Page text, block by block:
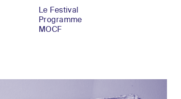
Le Festival
Programme
MOCF